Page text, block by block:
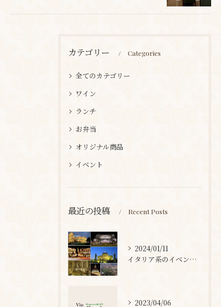
カテゴリー Categories
全てのカテゴリー
ワイン
ランチ
お弁当
オリジナル商品
イベント
最近の投稿 Recent Posts
2024/01/11
イタリア系のイベントを色々と(^^)
2023/04/06